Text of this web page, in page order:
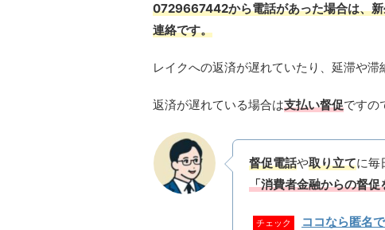
0729667442から電話があった場合は、
連絡です。
レイクへの返済が遅れていたり、延滞や
返済が遅れている場合は支払い督促ですの
督促電話や取り立てに毎
「消費者金融からの督
チェック ココなら匿名